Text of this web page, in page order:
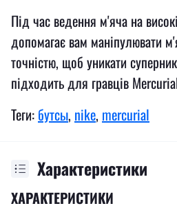
Під час ведення м'яча на
допомагає вам маніпулювати
точністю, щоб уникати
підходить для гравців
Теги: бутсы, nike, mercurial
Характеристики
ХАРАКТЕРИСТИКИ